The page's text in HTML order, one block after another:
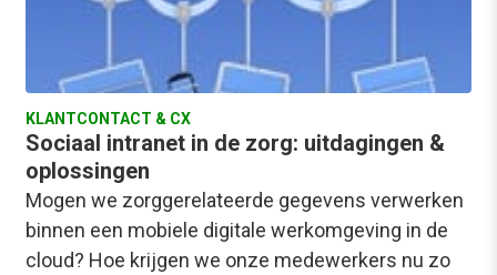
KLANTCONTACT & CX
Sociaal intranet in de zorg: uitdagingen &
oplossingen
Mogen we zorggerelateerde gegevens verwerken
binnen een mobiele digitale werkomgeving in de
cloud? Hoe krijgen we onze medewerkers nu zo